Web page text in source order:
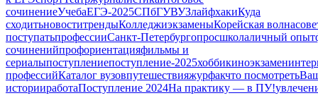
сочинениеУчебаЕГЭ-2025СПбГУВУЗлайфхакиКуда
сходитьновоститрендыКолледжиэкзаменыКорейская волна
поступатьпрофессииСанкт-Петербургопросшколаличный опыт
сочиненийпрофориентацияфильмы и
сериалыпоступлениепоступление-2025хоббикиноэкзамен
профессийКаталог вузовпутешествияжурфакчто посмотреть
историиработаПоступление 2024На практику — в ПУ!